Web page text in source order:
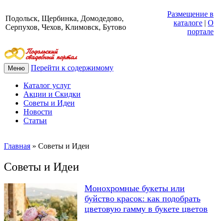
Подольск, Щербинка, Домодедово,
Серпухов, Чехов, Климовск, Бутово
Размещение в
каталоге | О
портале
Меню Перейти к содержимому
Каталог услуг
Акции и Скидки
Советы и Идеи
Новости
Статьи
Главная » Советы и Идеи
Советы и Идеи
Монохромные букеты или
буйство красок: как подобрать
цветовую гамму в букете цветов